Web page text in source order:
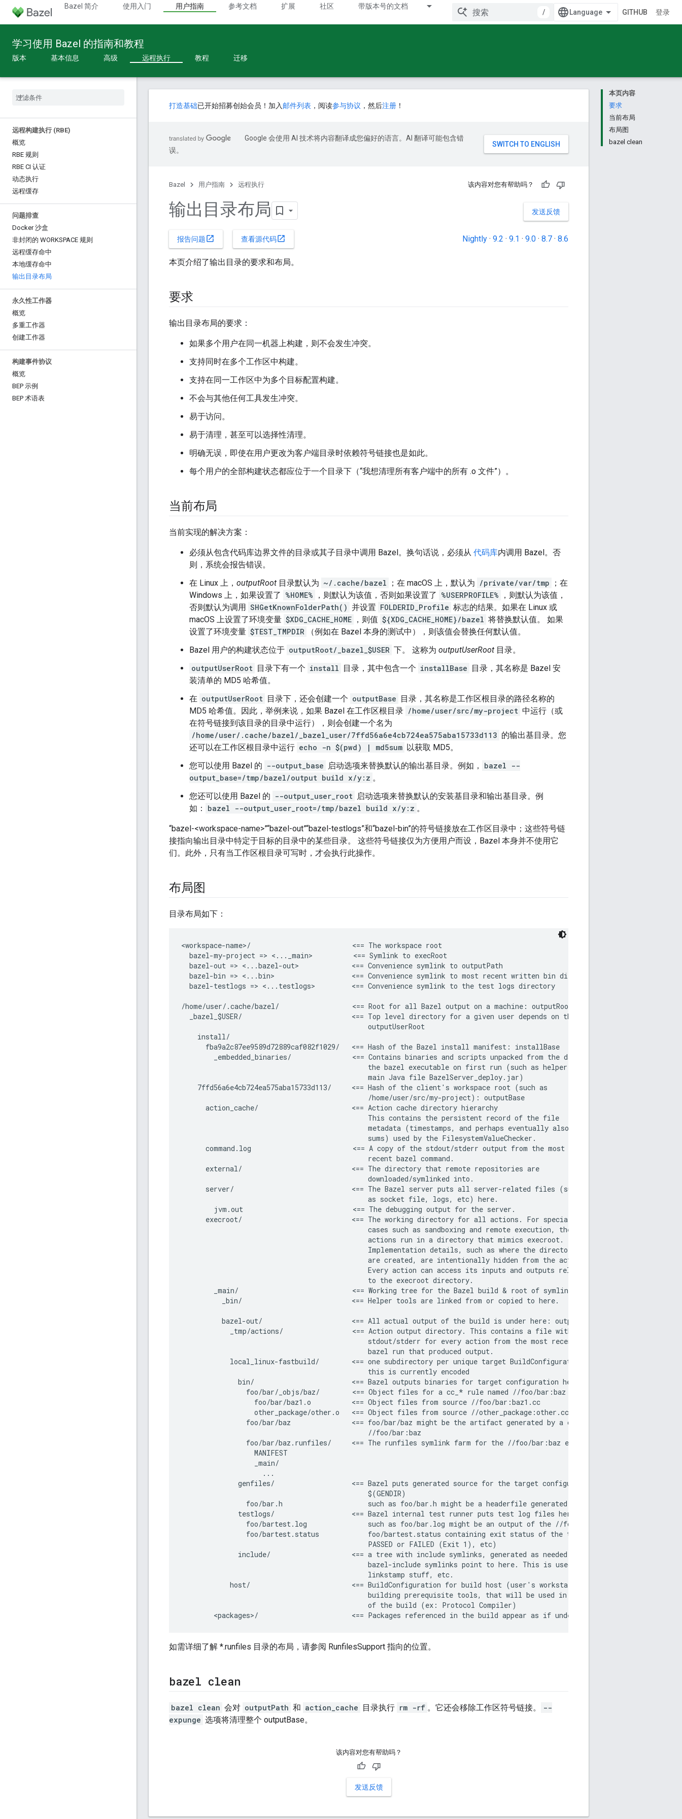
Bazel 简介 使用入门 用户指南 参考文档 扩展 社区 带版本号的文档
/ GITHUB 登录
学习使用 Bazel 的指南和教程
版本 基本信息 高级 远程执行 教程 迁移
远程构建执行 (RBE)
概览
RBE 规则
RBE CI 认证
动态执行
远程缓存
问题排查
Docker 沙盒
非封闭的 WORKSPACE 规则
远程缓存命中
本地缓存命中
输出目录布局
永久性工作器
概览
多重工作器
创建工作器
构建事件协议
概览
BEP 示例
BEP 术语表
本页内容
要求
当前布局
布局图
bazel clean
打造基础已开始招募创始会员！加入 邮件列表 ，阅读参与协议 ，然后注册 ！
Google 会使用 AI 技术将内容翻译成您偏好的语言。AI 翻译可能包含错
误。
Bazel 用户指南 远程执行 该内容对您有帮助吗？
发送反馈
输出目录布局
报告问题 open_in_new 查看源代码open_in_new Nightly · 9.2 · 9.1 · 9.0 · 8.7 · 8.6
本页介绍了输出目录的要求和布局。
要求
输出目录布局的要求：
如果多个用户在同一机器上构建，则不会发生冲突。
支持同时在多个工作区中构建。
支持在同一工作区中为多个目标配置构建。
不会与其他任何工具发生冲突。
易于访问。
易于清理，甚至可以选择性清理。
明确无误，即使在用户更改为客户端目录时依赖符号链接也是如此。
每个用户的全部构建状态都应位于一个目录下（“我想清理所有客户端中的所有 .o 文件”）。
当前布局
当前实现的解决方案：
必须从包含代码库边界文件的目录或其子目录中调用 Bazel。换句话说，必须从 代码库内调用 Bazel。否
则，系统会报告错误。
在 Linux 上， outputRoot 目录默认为 ~/.cache/bazel ；在 macOS 上，默认为 /private/var/tmp
；在
Windows 上，如果设置了 %HOME% ，则默认为该值，否则如果设置了 %USERPROFILE%
，则默认为该值，
否则默认为调用 SHGetKnownFolderPath() 并设置 FOLDERID_Profile 标志的结果。如果在 Linux 或
macOS 上设置了环境变量 $XDG_CACHE_HOME ，则值 ${XDG_CACHE_HOME}/bazel 将替换默认值。 如果
设置了环境变量 $TEST_TMPDIR
（例如在 Bazel 本身的测试中），则该值会替换任何默认值。
Bazel 用户的构建状态位于 outputRoot/_bazel_$USER 下。 这称为 outputUserRoot 目录。
outputUserRoot 目录下有一个 install 目录，其中包含一个 installBase 目录，其名称是 Bazel 安
装清单的 MD5 哈希值。
在 outputUserRoot 目录下，还会创建一个 outputBase 目录，其名称是工作区根目录的路径名称的
MD5 哈希值。因此，举例来说，如果 Bazel 在工作区根目录 /home/user/src/my-project 中运行（或
在符号链接到该目录的目录中运行），则会创建一个名为
/home/user/.cache/bazel/_bazel_user/7ffd56a6e4cb724ea575aba15733d113 的输出基目录。您
还可以在工作区根目录中运行 echo -n $(pwd) | md5sum 以获取 MD5。
您可以使用 Bazel 的 --output_base 启动选项来替换默认的输出基目录。例如，
bazel --
output_base=/tmp/bazel/output build x/y:z 。
您还可以使用 Bazel 的 --output_user_root 启动选项来替换默认的安装基目录和输出基目录。例
如：
bazel --output_user_root=/tmp/bazel build x/y:z 。
“bazel-<workspace-name>”“bazel-out”“bazel-testlogs”和“bazel-bin”的符号链接放在工作区目录中；这些符号链
接指向输出目录中特定于目标的目录中的某些目录。 这些符号链接仅为方便用户而设，Bazel 本身并不使用它
们。此外，只有当工作区根目录可写时，才会执行此操作。
布局图
目录布局如下：
<workspace-name>/                         <== The workspace root
  bazel-my-project => <..._main>          <== Symlink to execRoot
  bazel-out => <...bazel-out>             <== Convenience symlink to outputPath
  bazel-bin => <...bin>                   <== Convenience symlink to most recent written bin dir $(BINDIR)
  bazel-testlogs => <...testlogs>         <== Convenience symlink to the test logs directory
/home/user/.cache/bazel/                  <== Root for all Bazel output on a machine: outputRoot
  _bazel_$USER/                           <== Top level directory for a given user depends on the user name:
                                              outputUserRoot
    install/
      fba9a2c87ee9589d72889caf082f1029/   <== Hash of the Bazel install manifest: installBase
        _embedded_binaries/               <== Contains binaries and scripts unpacked from the data section of
                                              the bazel executable on first run (such as helper scripts and the
                                              main Java file BazelServer_deploy.jar)
    7ffd56a6e4cb724ea575aba15733d113/     <== Hash of the client's workspace root (such as
                                              /home/user/src/my-project): outputBase
      action_cache/                       <== Action cache directory hierarchy
                                              This contains the persistent record of the file
                                              metadata (timestamps, and perhaps eventually also MD5
                                              sums) used by the FilesystemValueChecker.
      command.log                         <== A copy of the stdout/stderr output from the most
                                              recent bazel command.
      external/                           <== The directory that remote repositories are
                                              downloaded/symlinked into.
      server/                             <== The Bazel server puts all server-related files (such
                                              as socket file, logs, etc) here.
        jvm.out                           <== The debugging output for the server.
      execroot/                           <== The working directory for all actions. For special
                                              cases such as sandboxing and remote execution, the
                                              actions run in a directory that mimics execroot.
                                              Implementation details, such as where the directories
                                              are created, are intentionally hidden from the action.
                                              Every action can access its inputs and outputs relative
                                              to the execroot directory.
        _main/                            <== Working tree for the Bazel build & root of symlink forest: execRoot
          _bin/                           <== Helper tools are linked from or copied to here.
          bazel-out/                      <== All actual output of the build is under here: outputPath
            _tmp/actions/                 <== Action output directory. This contains a file with the
                                              stdout/stderr for every action from the most recent
                                              bazel run that produced output.
            local_linux-fastbuild/        <== one subdirectory per unique target BuildConfiguration instance;
                                              this is currently encoded
              bin/                        <== Bazel outputs binaries for target configuration here: $(BINDIR)
                foo/bar/_objs/baz/        <== Object files for a cc_* rule named //foo/bar:baz
                  foo/bar/baz1.o          <== Object files from source //foo/bar:baz1.cc
                  other_package/other.o   <== Object files from source //other_package:other.cc
                foo/bar/baz               <== foo/bar/baz might be the artifact generated by a cc_binary named
                                              //foo/bar:baz
                foo/bar/baz.runfiles/     <== The runfiles symlink farm for the //foo/bar:baz executable.
                  MANIFEST
                  _main/
                    ...
              genfiles/                   <== Bazel puts generated source for the target configuration here:
                                              $(GENDIR)
                foo/bar.h                     such as foo/bar.h might be a headerfile generated by //foo:bargen
              testlogs/                   <== Bazel internal test runner puts test log files here
                foo/bartest.log               such as foo/bar.log might be an output of the //foo:bartest test with
                foo/bartest.status            foo/bartest.status containing exit status of the test (such as
                                              PASSED or FAILED (Exit 1), etc)
              include/                    <== a tree with include symlinks, generated as needed. The
                                              bazel-include symlinks point to here. This is used for
                                              linkstamp stuff, etc.
            host/                         <== BuildConfiguration for build host (user's workstation), for
                                              building prerequisite tools, that will be used in later stages
                                              of the build (ex: Protocol Compiler)
如需详细了解 *.runfiles 目录的布局，请参阅 RunfilesSupport 指向的位置。
bazel clean
bazel clean 会对 outputPath 和 action_cache 目录执行 rm -rf 。它还会移除工作区符号链接。
--
expunge 选项将清理整个 outputBase。
该内容对您有帮助吗？
发送反馈